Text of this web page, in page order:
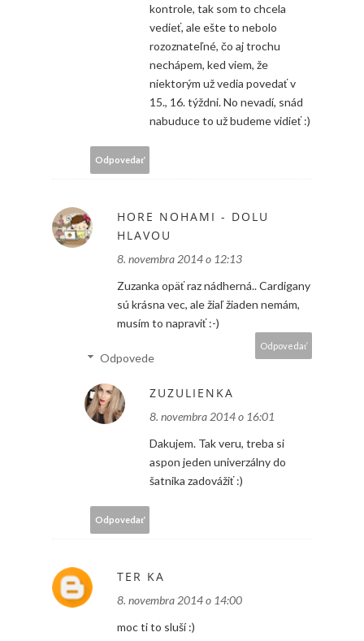
kontrole, tak som to chcela
vedieť, ale ešte to nebolo
rozoznateľné, čo aj trochu
nechápem, ked viem, že
niektorým už vedia povedať v
15., 16. týždni. No nevadí, snád
nabuduce to už budeme vidieť :)
Odpovedať
HORE NOHAMI - DOLU
HLAVOU
8. novembra 2014 o 12:13
Zuzanka opäť raz nádherná.. Cardigany
sú krásna vec, ale žiaľ žiaden nemám,
musím to napraviť :-)
Odpovedať
Odpovede
ZUZULIENKA
8. novembra 2014 o 16:01
Dakujem. Tak veru, treba si
aspon jeden univerzálny do
šatnika zadovážiť :)
Odpovedať
TER KA
8. novembra 2014 o 14:00
moc ti to sluší :)